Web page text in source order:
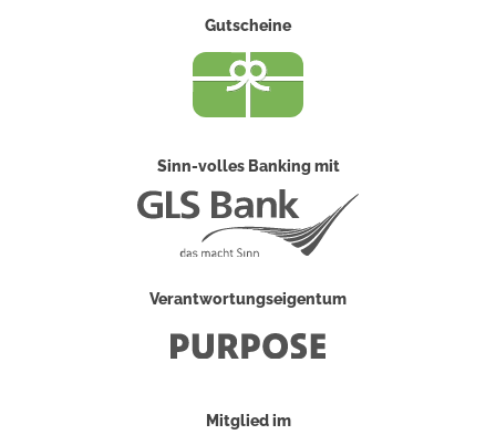
Gutscheine
Sinn-volles Banking mit
Verantwortungseigentum
Mitglied im